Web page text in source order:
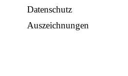
Datenschutz
Auszeichnungen